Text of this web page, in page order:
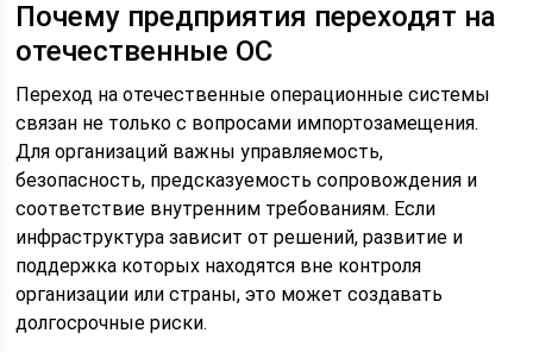
Почему предприятия переходят на
отечественные ОС
Переход на отечественные операционные системы
связан не только с вопросами импортозамещения.
Для организаций важны управляемость,
безопасность, предсказуемость сопровождения и
соответствие внутренним требованиям. Если
инфраструктура зависит от решений, развитие и
поддержка которых находятся вне контроля
организации или страны, это может создавать
долгосрочные риски.